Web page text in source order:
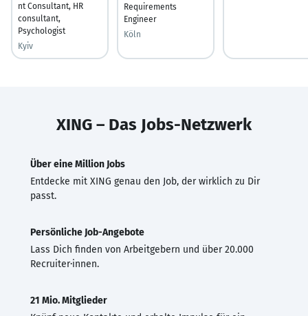
nt Consultant, HR
consultant,
Psychologist
Kyiv
Requirements
Engineer
Köln
XING – Das Jobs-Netzwerk
Über eine Million Jobs
Entdecke mit XING genau den Job, der wirklich zu Dir
passt.
Persönliche Job-Angebote
Lass Dich finden von Arbeitgebern und über 20.000
Recruiter·innen.
21 Mio. Mitglieder